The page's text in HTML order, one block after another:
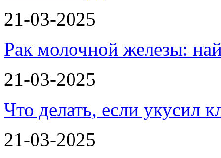
21-03-2025
Рак молочной железы:
21-03-2025
Что делать, если укусил
21-03-2025